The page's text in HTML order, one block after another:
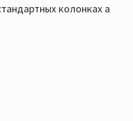
колонках а